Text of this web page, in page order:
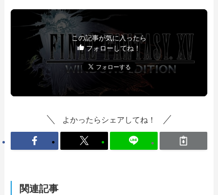
この記事が気に入ったら
フォローしてね！
よかったらシェアしてね！
関連記事